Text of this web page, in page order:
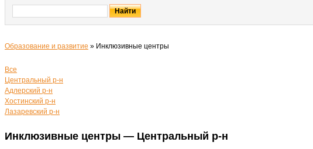
Образование и развитие » Инклюзивные центры
Все
Центральный р-н
Адлерский р-н
Хостинский р-н
Лазаревский р-н
Инклюзивные центры — Центральный р-н